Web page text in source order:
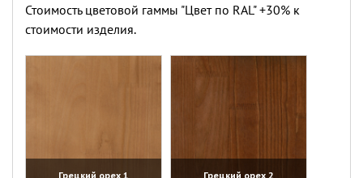
Стоимость цветовой гаммы "Цвет по RAL" +30% к
стоимости изделия.
Грецкий орех 1
Грецкий орех 2